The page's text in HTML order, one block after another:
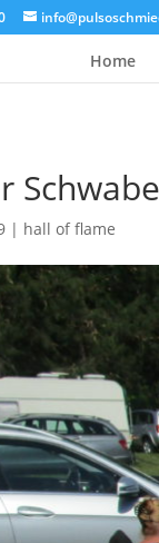
Home
| hall of flame